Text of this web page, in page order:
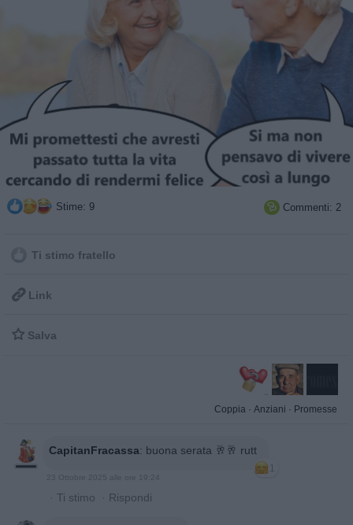
Stime: 9  Commenti: 2
Ti stimo fratello
 Link
 Salva
Coppia · Anziani · Promesse
CapitanFracassa: buona serata 🥂🥂 rutt
1
23 Ottobre 2025 alle ore 19:24
· Ti stimo · Rispondi